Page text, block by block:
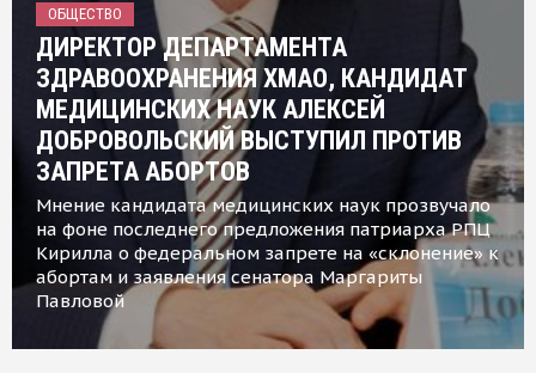
ОБЩЕСТВО
ДИРЕКТОР ДЕПАРТАМЕНТА
ЗДРАВООХРАНЕНИЯ ХМАО, КАНДИДАТ
МЕДИЦИНСКИХ НАУК АЛЕКСЕЙ
ДОБРОВОЛЬСКИЙ ВЫСТУПИЛ ПРОТИВ
ЗАПРЕТА АБОРТОВ
Мнение кандидата медицинских наук прозвучало
на фоне последнего предложения патриарха РПЦ
Кирилла о федеральном запрете на «склонение» к
абортам и заявления сенатора Маргариты
Павловой